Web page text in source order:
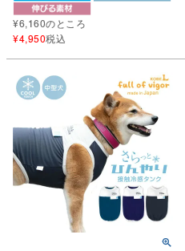
¥6,160のところ
¥4,950税込